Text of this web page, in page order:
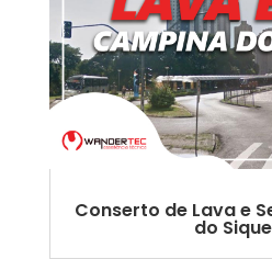
Conserto de Lava e
do